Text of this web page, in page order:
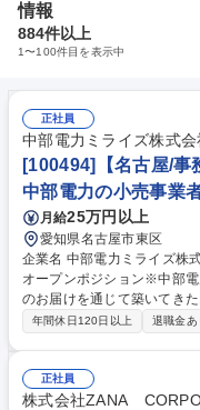
情報
884件以上
1〜100件目を表示中
正社員
中部電力ミライズ株式会
[100494]【名古屋/
中部電力の小売事業
月給25万円以上
愛知県名古屋市東区
企業名 中部電力ミライズ株式会社 求人名 [100494]【名古屋/
オープンポジション※中部電力の小売事業者
のお届けを通じて築いてき
まのニーズを先取りし、よ
ローテーションを通じてキ
営幹部候補としての成長を
年間休日120日以上 退職金あ
正社員
株式会社ZANA